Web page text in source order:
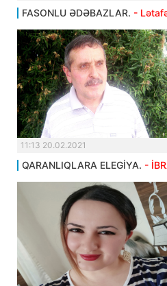
FASONLU ƏDƏBAZLAR. -
11:13 20.02.2021
QARANLIQLARA ELEGİYA. -